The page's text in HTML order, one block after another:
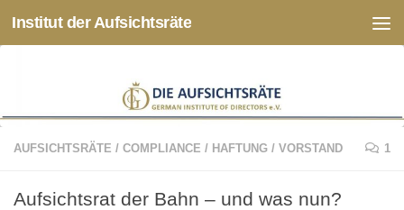
Zum Inhalt springen
Institut der Aufsichtsräte
AUFSICHTSRÄTE / COMPLIANCE / HAFTUNG / VORSTAND 1
Aufsichtsrat der Bahn – und was nun?